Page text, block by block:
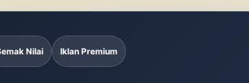
Nilai Iklan Premium